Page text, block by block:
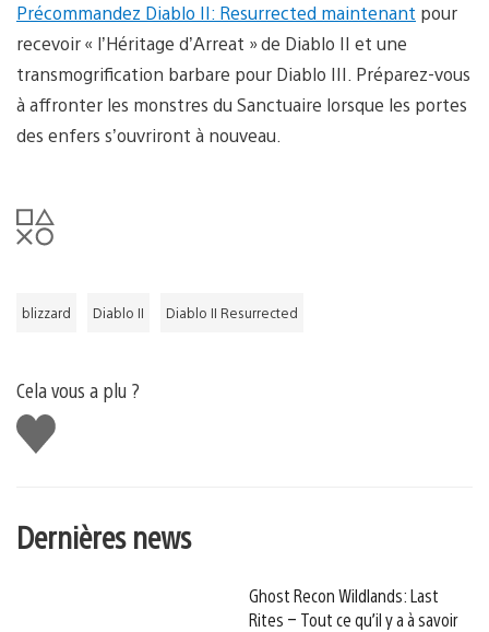
Précommandez Diablo II: Resurrected maintenant pour
recevoir « l’Héritage d’Arreat » de Diablo II et une
transmogrification barbare pour Diablo III. Préparez-vous
à affronter les monstres du Sanctuaire lorsque les portes
des enfers s’ouvriront à nouveau.
blizzard Diablo II Diablo II Resurrected
Cela vous a plu ?
J'aime
Dernières news
Ghost Recon Wildlands: Last
Rites – Tout ce qu’il y a à savoir